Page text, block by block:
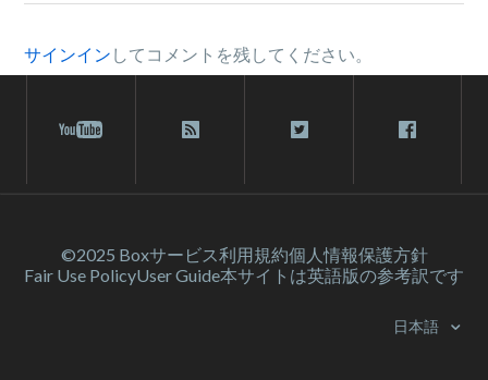
サインイン してコメントを残してください。
©2025 Boxサービス利⽤規約個人情報保護方針
Fair Use PolicyUser Guide本サイトは英語版の参考訳です
日本語